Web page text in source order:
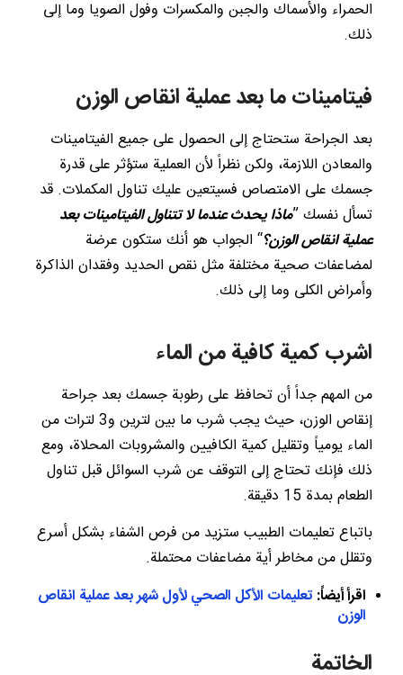
الحمراء والأسماك والجبن والمكسرات وفول الصويا وما إلى
ذلك.
فيتامينات ما بعد عملية انقاص الوزن
بعد الجراحة ستحتاج إلى الحصول على جميع الفيتامينات
والمعادن اللازمة، ولكن نظراً لأن العملية ستؤثر على قدرة
جسمك على الامتصاص فسيتعين عليك تناول المكملات. قد
تسأل نفسك ”ماذا يحدث عندما لا تتناول الفيتامينات بعد
عملية انقاص الوزن؟“ الجواب هو أنك ستكون عرضة
لمضاعفات صحية مختلفة مثل نقص الحديد وفقدان الذاكرة
وأمراض الكلى وما إلى ذلك.
اشرب كمية كافية من الماء
من المهم جداً أن تحافظ على رطوبة جسمك بعد جراحة
إنقاص الوزن، حيث يجب شرب ما بين لترين و3 لترات من
الماء يومياً وتقليل كمية الكافيين والمشروبات المحلاة، ومع
ذلك فإنك تحتاج إلى التوقف عن شرب السوائل قبل تناول
الطعام بمدة 15 دقيقة.
باتباع تعليمات الطبيب ستزيد من فرص الشفاء بشكل أسرع
وتقلل من مخاطر أية مضاعفات محتملة.
اقرأ أيضاً: تعليمات الأكل الصحي لأول شهر بعد عملية انقاص
الوزن
الخاتمة